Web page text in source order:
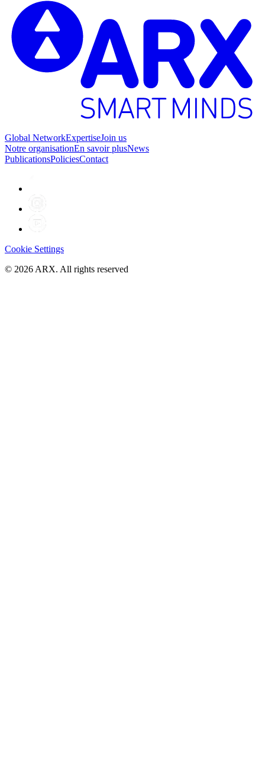
Global NetworkExpertiseJoin us
Notre organisationEn savoir plusNews
PublicationsPoliciesContact
Cookie Settings
© 2026 ARX. All rights reserved